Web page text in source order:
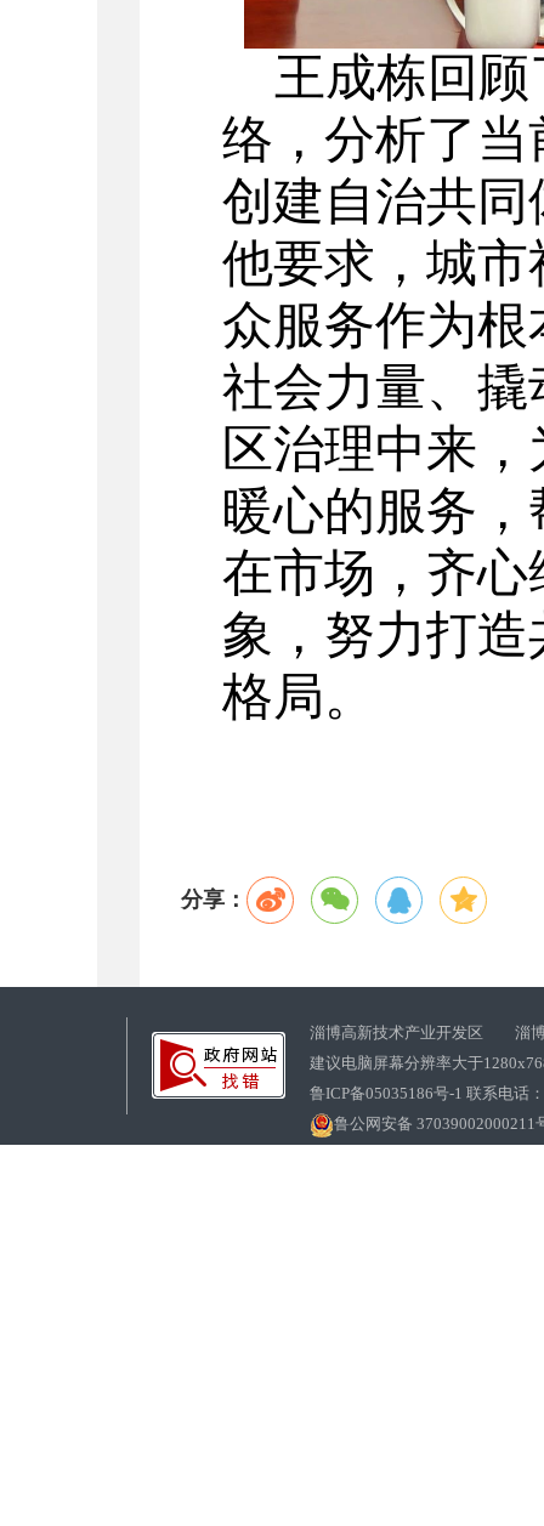
王成栋回
络，分析了
创建自治共
他要求，城
众服务作为
社会力量、
区治理中来
暖心的服务
在市场，齐
象，努力打
格局。
分享：
淄博高新技术产业开发区 淄博
建议电脑屏幕分辨率大于
鲁ICP备05035186号-1 联系电话
鲁公网安备 37039002000211